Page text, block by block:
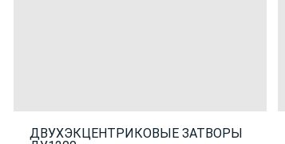
ДВУХЭКЦЕНТРИКОВЫЕ ЗАТВОРЫ